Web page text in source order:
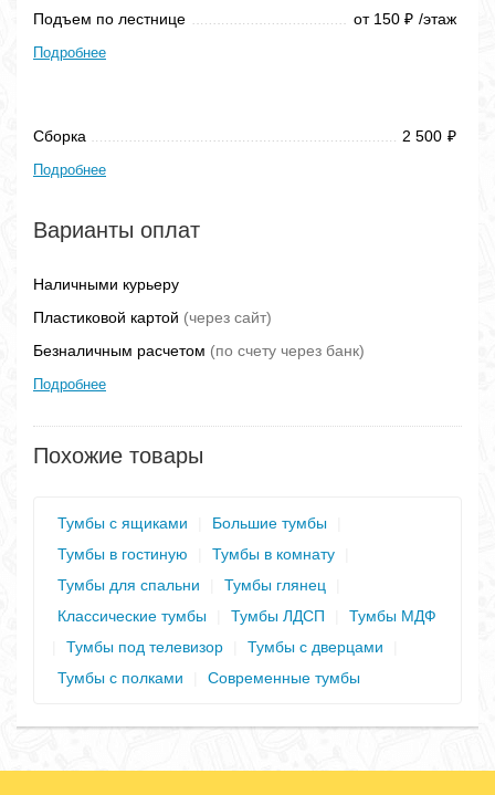
Подъем по лестнице от 150 ₽ /этаж
Подробнее
Сборка 2 500 ₽
Подробнее
Варианты оплат
Наличными курьеру
Пластиковой картой (через сайт)
Безналичным расчетом (по счету через банк)
Подробнее
Похожие товары
Тумбы с ящиками Большие тумбы
Тумбы в гостиную
Тумбы в комнату
Тумбы для спальни
Тумбы глянец
Классические тумбы
Тумбы ЛДСП
Тумбы МДФ
Тумбы под телевизор Тумбы с дверцами
Тумбы с полками
Современные тумбы